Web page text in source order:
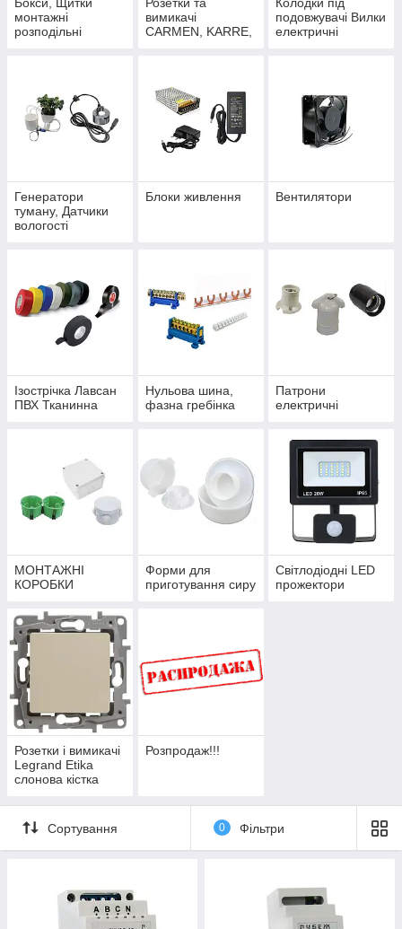
Бокси, Щитки
монтажні
розподільні
Розетки та
вимикачі
CARMEN, KARRE,
Колодки під
подовжувачі Вилки
електричні
Генератори
туману, Датчики
вологості
Блоки живлення Вентилятори
Ізострічка Лавсан
ПВХ Тканинна
Нульова шина,
фазна гребінка
Патрони
електричні
МОНТАЖНІ
КОРОБКИ
Форми для
приготування сиру
Світлодіодні LED
прожектори
Розетки і вимикачі
Legrand Etika
слонова кістка
Розпродаж!!!
Сортування 0 Фільтри